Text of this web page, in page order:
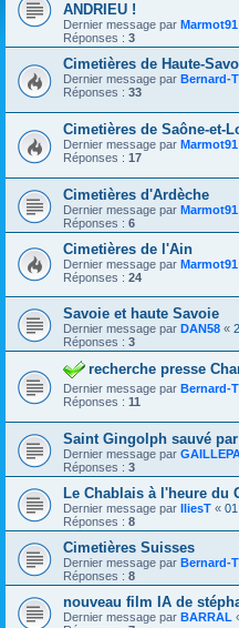
ANDRIEU !
Dernier message par Marmot91
Réponses : 3
Cimetières de Haute-
Dernier message par Bernard-
Réponses : 33
Cimetières de Saône-et-
Dernier message par Marmot91
Réponses : 17
Cimetières d'Ardèche
Dernier message par Marmot91
Réponses : 6
Cimetières de l'Ain
Dernier message par Marmot91
Réponses : 24
Savoie et haute Savoie
Dernier message par DAN58 «
Réponses : 3
recherche presse
Dernier message par Bernard-
Réponses : 11
Saint Gingolph sauvé
Dernier message par
Réponses : 3
Le Chablais à l'heure du
Dernier message par IliesT «
Réponses : 8
Cimetières Suisses
Dernier message par Bernard-
Réponses : 8
nouveau film IA de
Dernier message par BARRAL